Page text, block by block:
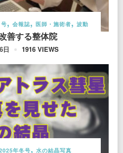
会報誌 医師・施術者 波動
善する整体院
日 1916 VIEWS
年冬号 水の結晶写真